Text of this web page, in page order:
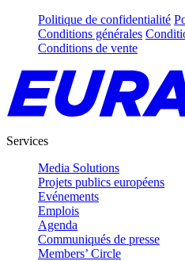
Politique de confidentialité
Conditions générales
Conditions de vente
Services
Media Solutions
Projets publics européens
Evénements
Emplois
Agenda
Communiqués de presse
Members’ Circle